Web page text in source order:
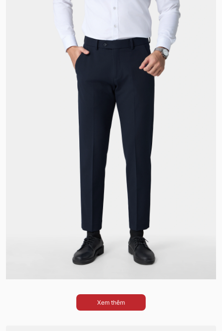
Xem thêm